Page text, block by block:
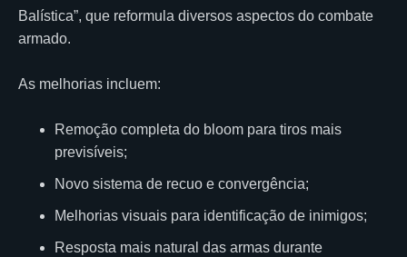
Balística”, que reformula diversos aspectos do combate
armado.
As melhorias incluem:
Remoção completa do bloom para tiros mais
previsíveis;
Novo sistema de recuo e convergência;
Melhorias visuais para identificação de inimigos;
Resposta mais natural das armas durante